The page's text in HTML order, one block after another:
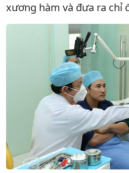
xương hàm và đưa ra chỉ